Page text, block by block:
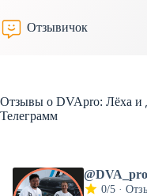
к
сути
Отзывичок
Отзывы о DVApro: Лёха и
Телеграмм
@DVA_pro
0/5 ·